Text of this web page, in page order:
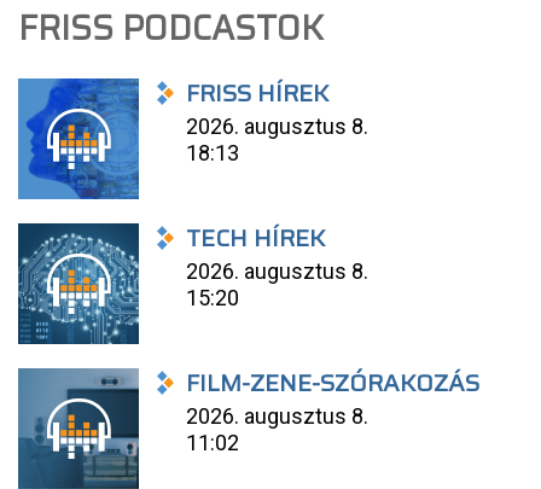
FRISS PODCASTOK
FRISS HÍREK
2026. augusztus 8.
18:13
TECH HÍREK
2026. augusztus 8.
15:20
FILM-ZENE-SZÓRAKOZÁS
2026. augusztus 8.
11:02